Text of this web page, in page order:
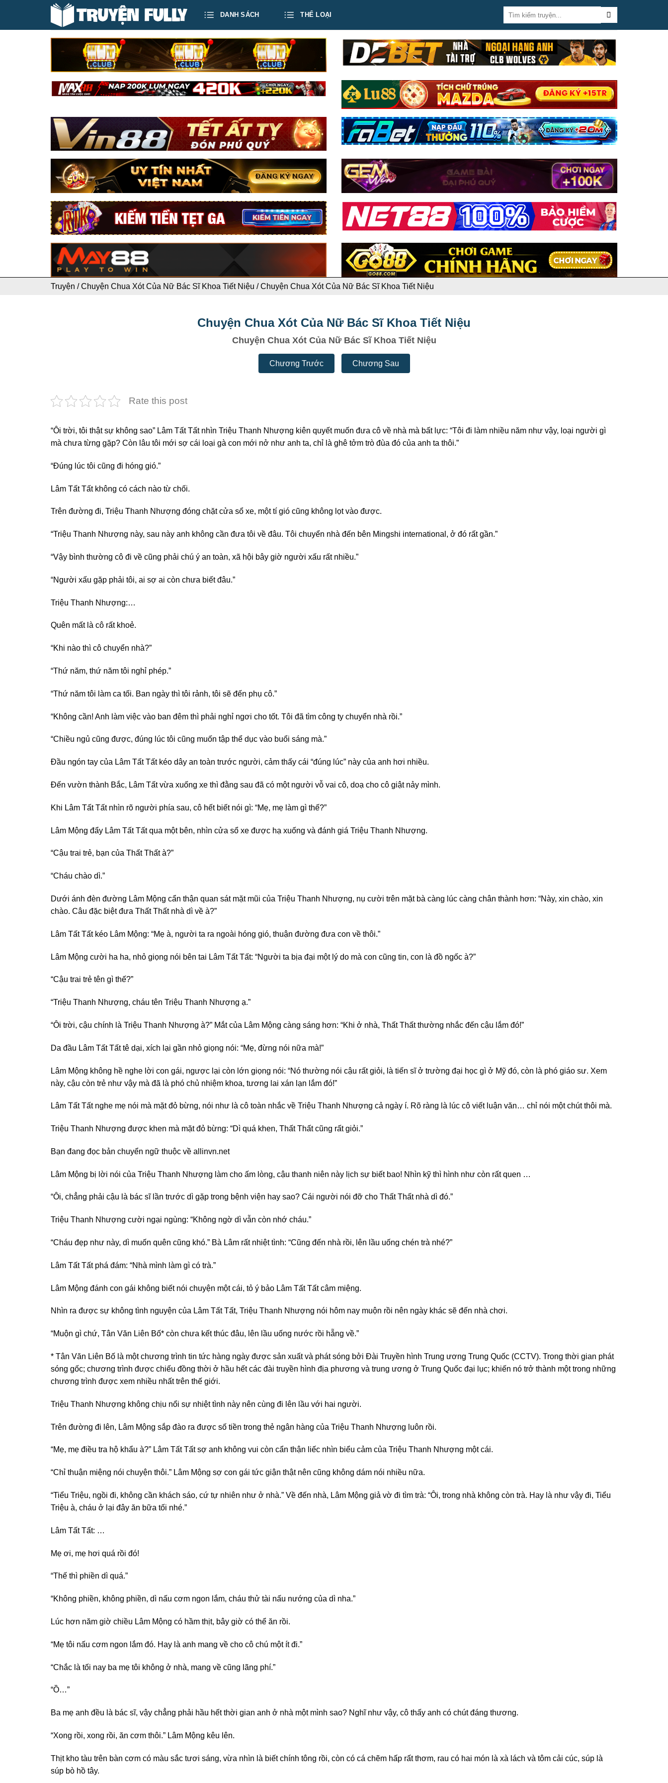
DANH SÁCH THỂ LOẠI
Truyện /Chuyện Chua Xót Của Nữ Bác Sĩ Khoa Tiết Niệu /Chuyện Chua Xót Của Nữ Bác Sĩ Khoa Tiết Niệu
Chuyện Chua Xót Của Nữ Bác Sĩ Khoa Tiết Niệu
Chuyện Chua Xót Của Nữ Bác Sĩ Khoa Tiết Niệu
Chương Trước Chương Sau
Rate this post
“Ôi trời, tôi thật sự không sao” Lâm Tất Tất nhìn Triệu Thanh Nhượng kiên quyết muốn đưa cô về nhà mà bất lực: “Tôi đi làm nhiều năm như vậy, loại người gì
mà chưa từng gặp? Còn lâu tôi mới sợ cái loại gà con mới nở như anh ta, chỉ là ghê tởm trò đùa đó của anh ta thôi.”
“Đúng lúc tôi cũng đi hóng gió.”
Lâm Tất Tất không có cách nào từ chối.
Trên đường đi, Triệu Thanh Nhượng đóng chặt cửa sổ xe, một tí gió cũng không lọt vào được.
“Triệu Thanh Nhượng này, sau này anh không cần đưa tôi về đâu. Tôi chuyển nhà đến bên Mingshi international, ở đó rất gần.”
“Vậy bình thường cô đi về cũng phải chú ý an toàn, xã hội bây giờ người xấu rất nhiều.”
“Người xấu gặp phải tôi, ai sợ ai còn chưa biết đâu.”
Triệu Thanh Nhượng:…
Quên mất là cô rất khoẻ.
“Khi nào thì cô chuyển nhà?”
“Thứ năm, thứ năm tôi nghỉ phép.”
“Thứ năm tôi làm ca tối. Ban ngày thì tôi rảnh, tôi sẽ đến phụ cô.”
“Không cần! Anh làm việc vào ban đêm thì phải nghỉ ngơi cho tốt. Tôi đã tìm công ty chuyển nhà rồi.”
“Chiều ngủ cũng được, đúng lúc tôi cũng muốn tập thể dục vào buổi sáng mà.”
Đầu ngón tay của Lâm Tất Tất kéo dây an toàn trước người, cảm thấy cái “đúng lúc” này của anh hơi nhiều.
Đến vườn thành Bắc, Lâm Tất vừa xuống xe thì đằng sau đã có một người vỗ vai cô, doạ cho cô giật nảy mình.
Khi Lâm Tất Tất nhìn rõ người phía sau, cô hết biết nói gì: “Mẹ, mẹ làm gì thế?”
Lâm Mộng đẩy Lâm Tất Tất qua một bên, nhìn cửa sổ xe được hạ xuống và đánh giá Triệu Thanh Nhượng.
“Cậu trai trẻ, bạn của Thất Thất à?”
“Cháu chào dì.”
Dưới ánh đèn đường Lâm Mộng cẩn thận quan sát mặt mũi của Triệu Thanh Nhượng, nụ cười trên mặt bà càng lúc càng chân thành hơn: “Này, xin chào, xin
chào. Câu đặc biệt đưa Thất Thất nhà dì về à?”
Lâm Tất Tất kéo Lâm Mộng: “Mẹ à, người ta ra ngoài hóng gió, thuận đường đưa con về thôi.”
Lâm Mộng cười ha ha, nhỏ giọng nói bên tai Lâm Tất Tất: “Người ta bịa đại một lý do mà con cũng tin, con là đồ ngốc à?”
“Cậu trai trẻ tên gì thế?”
“Triệu Thanh Nhượng, cháu tên Triệu Thanh Nhượng ạ.”
“Ôi trời, cậu chính là Triệu Thanh Nhượng à?” Mắt của Lâm Mộng càng sáng hơn: “Khi ở nhà, Thất Thất thường nhắc đến cậu lắm đó!”
Da đầu Lâm Tất Tất tê dại, xích lại gần nhỏ giọng nói: “Mẹ, đừng nói nữa mà!”
Lâm Mộng không hề nghe lời con gái, ngược lại còn lớn giọng nói: “Nó thường nói cậu rất giỏi, là tiến sĩ ở trường đại học gì ở Mỹ đó, còn là phó giáo sư. Xem
này, cậu còn trẻ như vậy mà đã là phó chủ nhiệm khoa, tương lai xán lạn lắm đó!”
Lâm Tất Tất nghe mẹ nói mà mặt đỏ bừng, nói như là cô toàn nhắc về Triệu Thanh Nhượng cả ngày í. Rõ ràng là lúc cô viết luận văn… chỉ nói một chút thôi mà.
Triệu Thanh Nhượng được khen mà mặt đỏ bừng: “Dì quá khen, Thất Thất cũng rất giỏi.”
Bạn đang đọc bản chuyển ngữ thuộc về allinvn.net
Lâm Mộng bị lời nói của Triệu Thanh Nhượng làm cho ấm lòng, cậu thanh niên này lịch sự biết bao! Nhìn kỹ thì hình như còn rất quen …
“Ôi, chẳng phải cậu là bác sĩ lần trước dì gặp trong bệnh viện hay sao? Cái người nói đỡ cho Thất Thất nhà dì đó.”
Triệu Thanh Nhượng cười ngại ngùng: “Không ngờ dì vẫn còn nhớ cháu.”
“Cháu đẹp như này, dì muốn quên cũng khó.” Bà Lâm rất nhiệt tình: “Cũng đến nhà rồi, lên lầu uống chén trà nhé?”
Lâm Tất Tất phá đám: “Nhà mình làm gì có trà.”
Lâm Mộng đánh con gái không biết nói chuyện một cái, tỏ ý bảo Lâm Tất Tất câm miệng.
Nhìn ra được sự không tình nguyện của Lâm Tất Tất, Triệu Thanh Nhượng nói hôm nay muộn rồi nên ngày khác sẽ đến nhà chơi.
“Muộn gì chứ, Tân Văn Liên Bố* còn chưa kết thúc đâu, lên lầu uống nước rồi hẵng về.”
* Tân Văn Liên Bố là một chương trình tin tức hàng ngày được sản xuất và phát sóng bởi Đài Truyền hình Trung ương Trung Quốc (CCTV). Trong thời gian phát
sóng gốc; chương trình được chiếu đồng thời ở hầu hết các đài truyền hình địa phương và trung ương ở Trung Quốc đại lục; khiến nó trở thành một trong những
chương trình được xem nhiều nhất trên thế giới.
Triệu Thanh Nhượng không chịu nổi sự nhiệt tình này nên cùng đi lên lầu với hai người.
Trên đường đi lên, Lâm Mộng sắp đào ra được số tiền trong thẻ ngân hàng của Triệu Thanh Nhượng luôn rồi.
“Mẹ, mẹ điều tra hộ khẩu à?” Lâm Tất Tất sợ anh không vui còn cẩn thận liếc nhìn biểu cảm của Triệu Thanh Nhượng một cái.
“Chỉ thuận miệng nói chuyện thôi.” Lâm Mộng sợ con gái tức giận thật nên cũng không dám nói nhiều nữa.
“Tiểu Triệu, ngồi đi, không cần khách sáo, cứ tự nhiên như ở nhà.” Về đến nhà, Lâm Mộng giả vờ đi tìm trà: “Ôi, trong nhà không còn trà. Hay là như vậy đi, Tiểu
Triệu à, cháu ở lại đây ăn bữa tối nhé.”
Lâm Tất Tất: …
Mẹ ơi, mẹ hơi quá rồi đó!
“Thế thì phiền dì quá.”
“Không phiền, không phiền, dì nấu cơm ngon lắm, cháu thử tài nấu nướng của dì nha.”
Lúc hơn năm giờ chiều Lâm Mộng có hầm thịt, bây giờ có thể ăn rồi.
“Mẹ tôi nấu cơm ngon lắm đó. Hay là anh mang về cho cô chú một ít đi.”
“Chắc là tối nay ba mẹ tôi không ở nhà, mang về cũng lãng phí.”
“Ồ…”
Ba mẹ anh đều là bác sĩ, vậy chẳng phải hầu hết thời gian anh ở nhà một mình sao? Nghĩ như vậy, cô thấy anh có chút đáng thương.
“Xong rồi, xong rồi, ăn cơm thôi.” Lâm Mộng kêu lên.
Thịt kho tàu trên bàn cơm có màu sắc tươi sáng, vừa nhìn là biết chính tông rồi, còn có cá chẽm hấp rất thơm, rau có hai món là xà lách và tôm cải cúc, súp là
súp bò hồ tây.